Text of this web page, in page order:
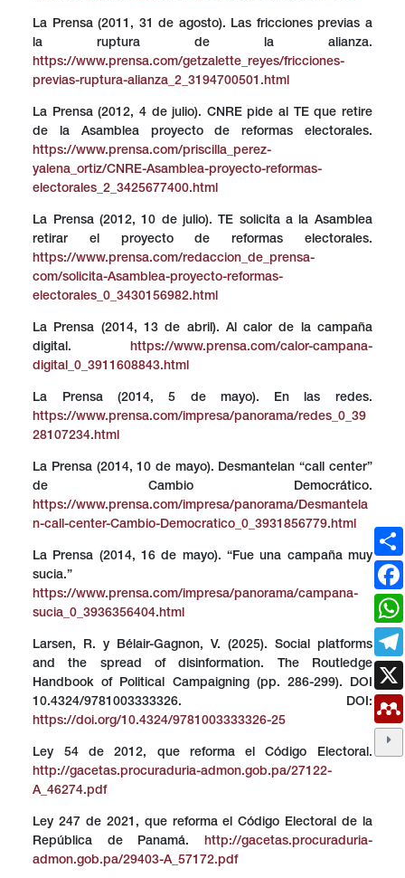
La Prensa (2011, 31 de agosto). Las fricciones previas a
la ruptura de la alianza.
https://www.prensa.com/getzalette_reyes/fricciones-
previas-ruptura-alianza_2_3194700501.html
La Prensa (2012, 4 de julio). CNRE pide al TE que retire
de la Asamblea proyecto de reformas electorales.
https://www.prensa.com/priscilla_perez-
yalena_ortiz/CNRE-Asamblea-proyecto-reformas-
electorales_2_3425677400.html
La Prensa (2012, 10 de julio). TE solicita a la Asamblea
retirar el proyecto de reformas electorales.
https://www.prensa.com/redaccion_de_prensa-
com/solicita-Asamblea-proyecto-reformas-
electorales_0_3430156982.html
La Prensa (2014, 13 de abril). Al calor de la campaña
digital.
https://www.prensa.com/calor-campana-
digital_0_3911608843.html
La Prensa (2014, 5 de mayo). En las redes.
https://www.prensa.com/impresa/panorama/redes_0_39
28107234.html
La Prensa (2014, 10 de mayo). Desmantelan “call center”
de Cambio Democrático.
https://www.prensa.com/impresa/panorama/Desmantela
n-call-center-Cambio-Democratico_0_3931856779.html
La Prensa (2014, 16 de mayo). “Fue una campaña muy
sucia.”
https://www.prensa.com/impresa/panorama/campana-
sucia_0_3936356404.html
Larsen, R. y Bélair-Gagnon, V. (2025). Social platforms
and the spread of disinformation. The Routledge
Handbook of Political Campaigning (pp. 286-299). DOI
10.4324/9781003333326. DOI:
https://doi.org/10.4324/9781003333326-25
Ley 54 de 2012, que reforma el Código Electoral.
http://gacetas.procuraduria-admon.gob.pa/27122-
A_46274.pdf
Ley 247 de 2021, que reforma el Código Electoral de la
República de Panamá.
http://gacetas.procuraduria-
admon.gob.pa/29403-A_57172.pdf